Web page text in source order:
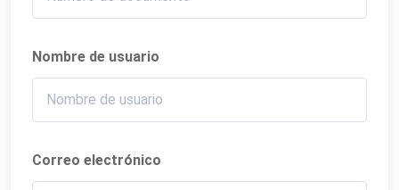
Nombre de usuario
Correo electrónico